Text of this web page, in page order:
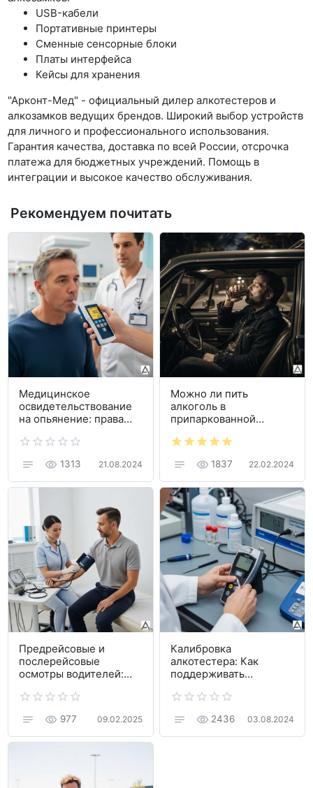
USB-кабели
Портативные принтеры
Сменные сенсорные блоки
Платы интерфейса
Кейсы для хранения
"Арконт-Мед" - официальный дилер алкотестеров и
алкозамков ведущих брендов. Широкий выбор устройств
для личного и профессионального использования.
Гарантия качества, доставка по всей России, отсрочка
платежа для бюджетных учреждений. Помощь в
интеграции и высокое качество обслуживания.
Рекомендуем почитать
Медицинское
освидетельствование
на опьянение: права
алкотестеры
1313 21.08.2024
Можно ли пить
алкоголь в
припаркованной
1837 22.02.2024
Предрейсовые и
послерейсовые
осмотры водителей:
977 09.02.2025
Калибровка
алкотестера: Как
поддерживать
зачем это нужно
2436 03.08.2024